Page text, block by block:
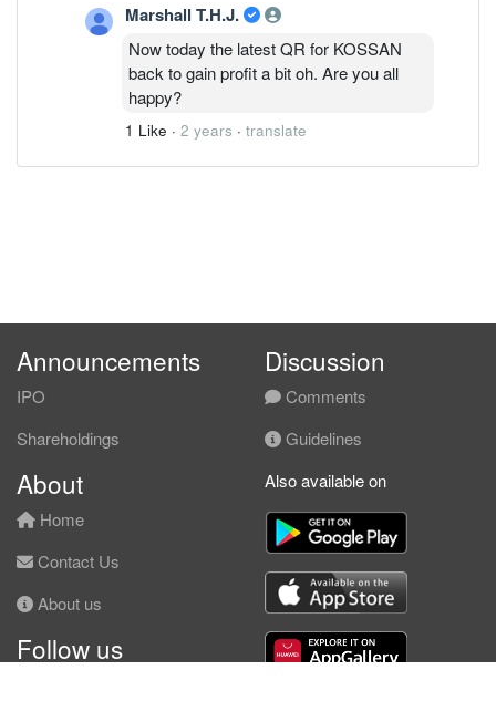
Marshall T.H.J.
Now today the latest QR for KOSSAN
back to gain profit a bit oh. Are you all
happy?
1 Like · 2 years · translate
Announcements
IPO
Shareholdings
Discussion
Comments
Guidelines
About
Home
Contact Us
About us
Follow us
Also available on